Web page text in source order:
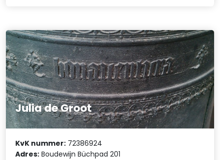
Julia de Groot
KvK nummer: 72386924
Adres: Boudewijn Büchpad 201